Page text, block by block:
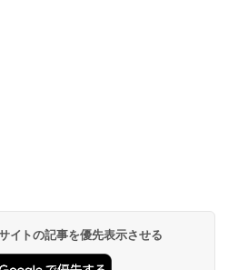
イトの記事を優先表示させる